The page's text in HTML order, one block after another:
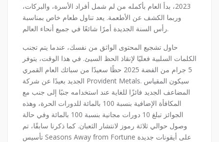
2023، بدأ العام بأكمله من لم شمل أفراد الأسرة، والبركات،
وربما الكشف عن الأطعمة. يعد تناول طعام خاص بمناسبة
رأس السنة الجديدة أمرًا شائعًا في جميع أنحاء العالم.
حاول تشجيع المحتوى الواثق من نفسك، عندما يتم تجنب
الكلمات السلبية فعليًا لإنقاذ الحظ السيئ. في هذا الوقت، يتوفر
5 جرام من الفضة 2025 حظًا سعيدًا من سبائك العام القمري
الجديد بعيدًا عن شركة Provident Metals. سيكون المقياس
المضاعف الجديد فائزًا للغاية عند استخدامه جنبًا إلى جنب مع
المكافأة الإضافية بنسبة 100 بالمائة للدورات الحرة، وهذه
الجوائز تبلغ 10 دورات مجانية بنسبة 100 بالمائة وفي حالة
وصول حوالي ثلاثة رموز لانتشار الثعبان. كما ذكرنا سابقًا، تم
تأسيس Seasons Away from Fortune على أيقونات جديدة